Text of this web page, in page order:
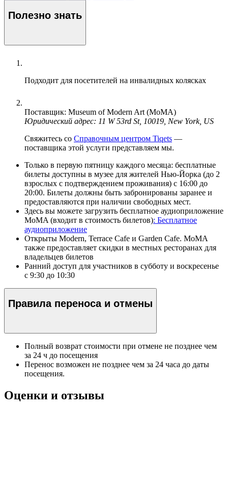
Полезно знать
Подходит для посетителей на инвалидных колясках
Поставщик: Museum of Modern Art (MoMA)
Юридический адрес: 11 W 53rd St, 10019, New York, US
Свяжитесь со Справочным центром Tiqets —
поставщика этой услуги представляем мы.
Только в первую пятницу каждого месяца: бесплатные
билеты доступны в музее для жителей Нью-Йорка (до 2
взрослых с подтверждением проживания) с 16:00 до
20:00. Билеты должны быть забронированы заранее и
предоставляются при наличии свободных мест.
Здесь вы можете загрузить бесплатное аудиоприложение
MoMA (входит в стоимость билетов): Бесплатное
аудиоприложение
Открыты Modern, Terrace Cafe и Garden Cafe. MoMA
также предоставляет скидки в местных ресторанах для
владельцев билетов
Ранний доступ для участников в субботу и воскресенье
с 9:30 до 10:30
Правила переноса и отмены
Полный возврат стоимости при отмене не позднее чем
за 24 ч до посещения
Перенос возможен не позднее чем за 24 часа до даты
посещения.
Оценки и отзывы